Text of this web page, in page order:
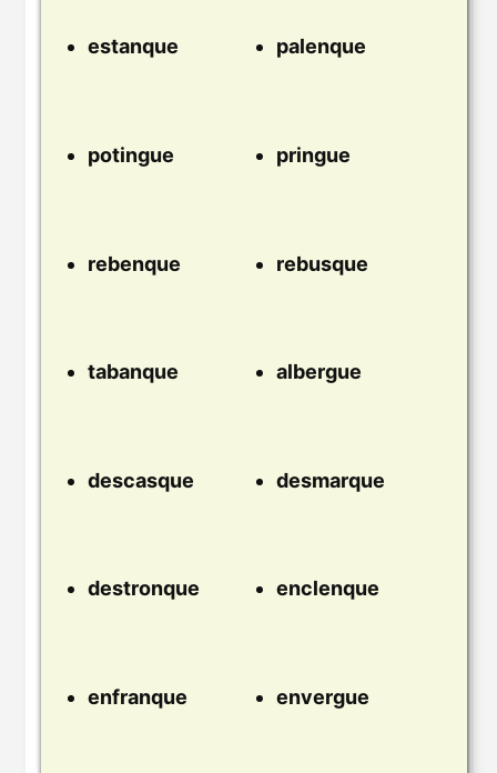
estanque palenque
potingue pringue
rebenque rebusque
tabanque albergue
descasque desmarque
destronque enclenque
enfranque envergue